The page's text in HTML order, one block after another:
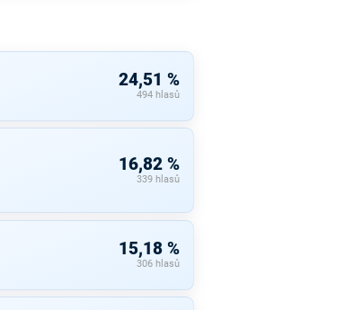
24,51 %
494 hlasů
16,82 %
339 hlasů
15,18 %
306 hlasů